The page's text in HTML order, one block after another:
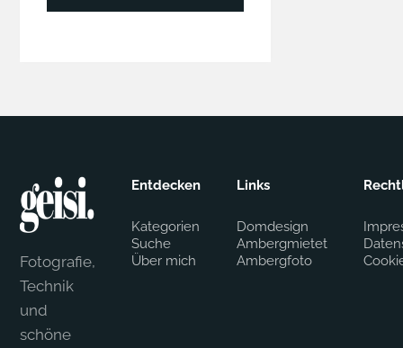
Fotografie,
Technik
und
schöne
Entdecken
Kategorien
Suche
Über mich
Links
Domdesign
Ambergmietet
Ambergfoto